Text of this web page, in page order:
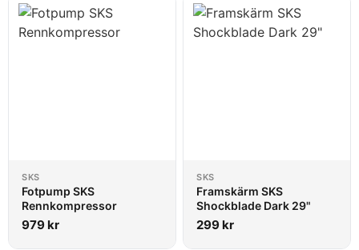
SKS
Fotpump SKS
Rennkompressor
979kr
SKS
Framskärm SKS
Shockblade Dark 29"
299kr